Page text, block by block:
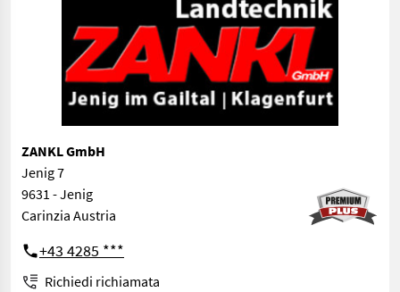
ZANKL GmbH
Jenig 7
9631 - Jenig
Carinzia Austria
+43 4285 ***
Richiedi richiamata